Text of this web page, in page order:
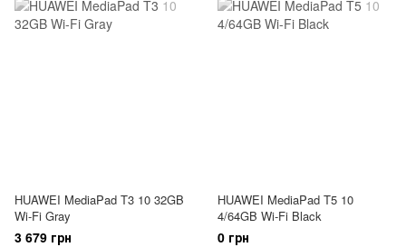
HUAWEI MediaPad T3 10 32GB
Wi-Fi Gray
3 679 грн
HUAWEI MediaPad T5 10
4/64GB Wi-Fi Black
0 грн